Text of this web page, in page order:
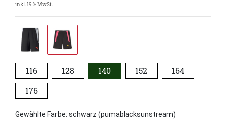
inkl. 19 % MwSt.
116 128 140 152
164
176
Gewählte Farbe: schwarz (pumablacksunstream)